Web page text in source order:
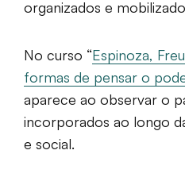
organizados e
No curso “Espinoza,
formas de pensar o
aparece ao observar o
incorporados ao longo
e social.